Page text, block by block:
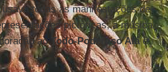
todas as manifestações de
pictóricas, a música
aoTodo-Poderoso Aláé